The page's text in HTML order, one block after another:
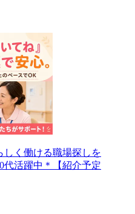
しく働ける職場探しを
代活躍中＊【紹介予定